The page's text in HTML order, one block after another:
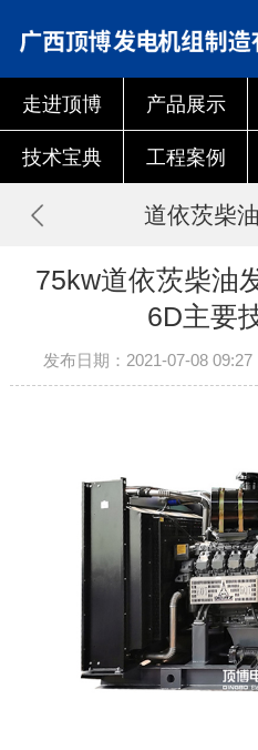
走进顶博 产品展示
技术宝典 工程案例
道依茨柴
75kw道依茨柴油
6D主要
发布日期：2021-07-08